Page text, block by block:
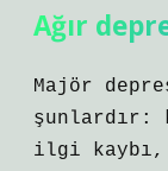
Ağır
Majör
ilgi kaybı,